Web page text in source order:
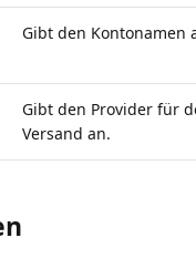
Gibt den Kontonamen
Gibt den Provider für
Versand an.